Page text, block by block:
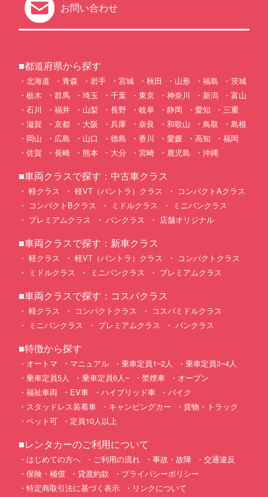
お問い合わせ
■都道府県から探す
北海道 青森 岩手 宮城 秋田 山形 福島
茨城
栃木
群馬 埼玉 千葉 東京 神奈川 新潟
富山
石川
福井 山梨 長野 岐阜 静岡 愛知
三重
滋賀
京都 大阪 兵庫 奈良 和歌山 鳥取
島根
岡山
広島 山口 徳島 香川 愛媛 高知
福岡
佐賀
長崎 熊本 大分 宮崎 鹿児島 沖縄
■車両クラスで探す：中古車クラス
軽クラス 軽VT（バントラ）クラス
コンパクトAクラス
コンパクトBクラス
ミドルクラス
ミニバンクラス
プレミアムクラス
バンクラス 店舗オリジナル
■車両クラスで探す：新車クラス
軽クラス 軽VT（バントラ）クラス
コンパクトクラス
ミドルクラス
ミニバンクラス プレミアムクラス
■車両クラスで探す：コスパクラス
軽クラス コンパクトクラス
コスパミドルクラス
ミニバンクラス
プレミアムクラス バンクラス
■特徴から探す
オートマ マニュアル 乗車定員1~2人
乗車定員3~4人
乗車定員5人
乗車定員6人~ 禁煙車
オープン
福祉車両
EV車 ハイブリッド車
バイク
スタッドレス装着車
キャンピングカー
貨物・トラック
ペット可
定員10人以上
■レンタカーのご利用について
はじめての方へ ご利用の流れ 事故・故障
交通違反
保険・補償
貸渡約款
プライバシーポリシー
特定商取引法に基づく表示
リンクについて